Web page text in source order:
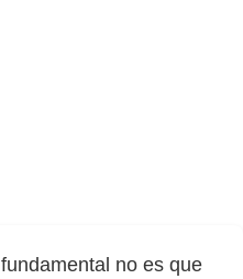
fundamental no es que